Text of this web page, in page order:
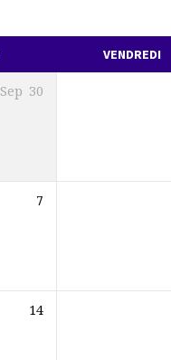
VENDREDI
Sep 30
7
14